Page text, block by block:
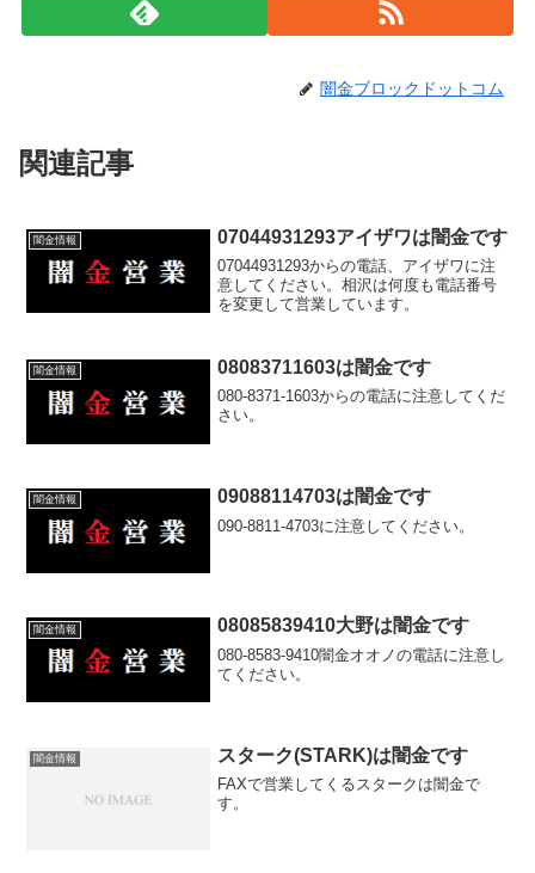
闇金ブロックドットコム
関連記事
闇金情報 07044931293アイザワは闇金です
07044931293からの電話、アイザワに注
意してください。相沢は何度も電話番号
を変更して営業しています。
闇金情報 08083711603は闇金です
080-8371-1603からの電話に注意してくだ
さい。
闇金情報 09088114703は闇金です
090-8811-4703に注意してください。
闇金情報 08085839410大野は闇金です
080-8583-9410闇金オオノの電話に注意し
てください。
闇金情報 スターク(STARK)は闇金です
FAXで営業してくるスタークは闇金で
す。